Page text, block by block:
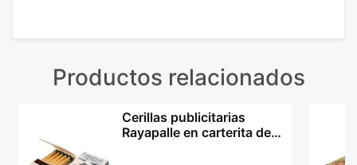
Productos relacionados
Cerillas publicitarias
Rayapalle en carterita de